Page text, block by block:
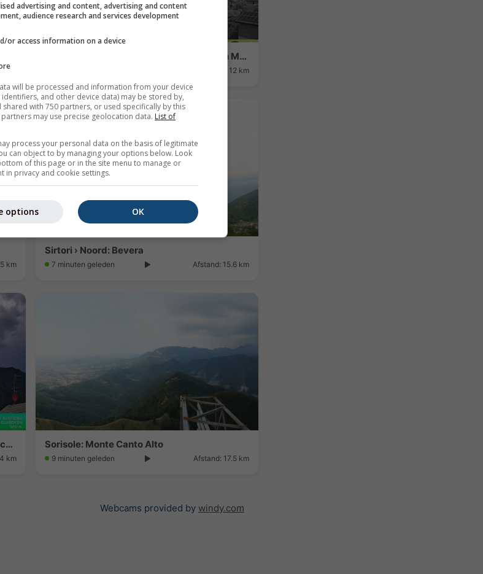
km
Monte Marenzo › Noord-west: Monte San Martino (Lecco)
Afstand: 12 km
km
Sirtori › Noord: Bevera
7 minuten geleden Afstand: 15.6 km
Sant'Omobono Terme › Noord-west: Valsecca - Monte Resegone
km
Sorisole: Monte Canto Alto
9 minuten geleden Afstand: 17.5 km
Webcams provided by windy.com
advertising and content, advertising and content
audience research and services development
or access information on a device
will be processed and information from your device
and other device data) may be stored by,
shared with 750 partners, or used specifically by this
may use precise geolocation data. List of
process your personal data on the basis of legitimate
can object to by managing your options below. Look
of this page or in the site menu to manage or
in privacy and cookie settings.
OK
options